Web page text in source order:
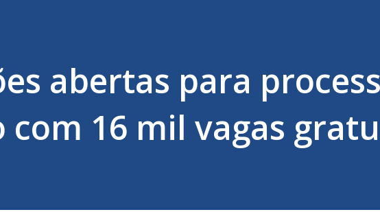
abertas para
com 16 mil vagas